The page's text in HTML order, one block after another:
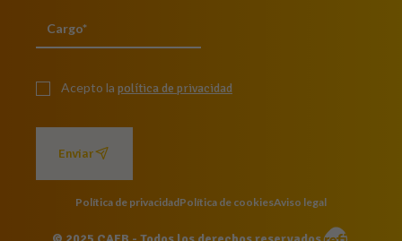
Acepto la política de privacidad
Enviar
Política de privacidadPolítica de cookiesAviso legal